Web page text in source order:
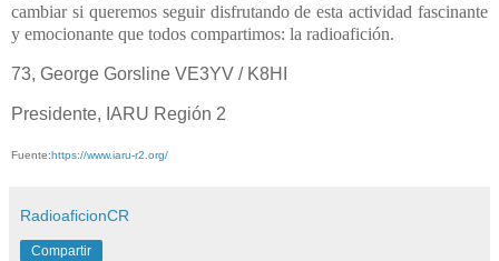
cambiar si queremos seguir disfrutando de esta actividad fascinante
y emocionante que todos compartimos: la radioafición.
73, George Gorsline VE3YV / K8HI
Presidente, IARU Región 2
Fuente:https://www.iaru-r2.org/
RadioaficionCR
Compartir